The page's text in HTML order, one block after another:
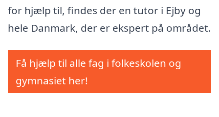
for hjælp til, findes der en tutor i Ejby og
hele Danmark, der er ekspert på området.
Få hjælp til alle fag i folkeskolen og
gymnasiet her!